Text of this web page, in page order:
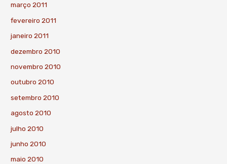
março 2011
fevereiro 2011
janeiro 2011
dezembro 2010
novembro 2010
outubro 2010
setembro 2010
agosto 2010
julho 2010
junho 2010
maio 2010